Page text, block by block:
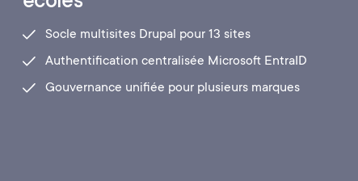
Socle multisites Drupal pour 13 sites
Authentification centralisée Microsoft EntraID
Gouvernance unifiée pour plusieurs marques